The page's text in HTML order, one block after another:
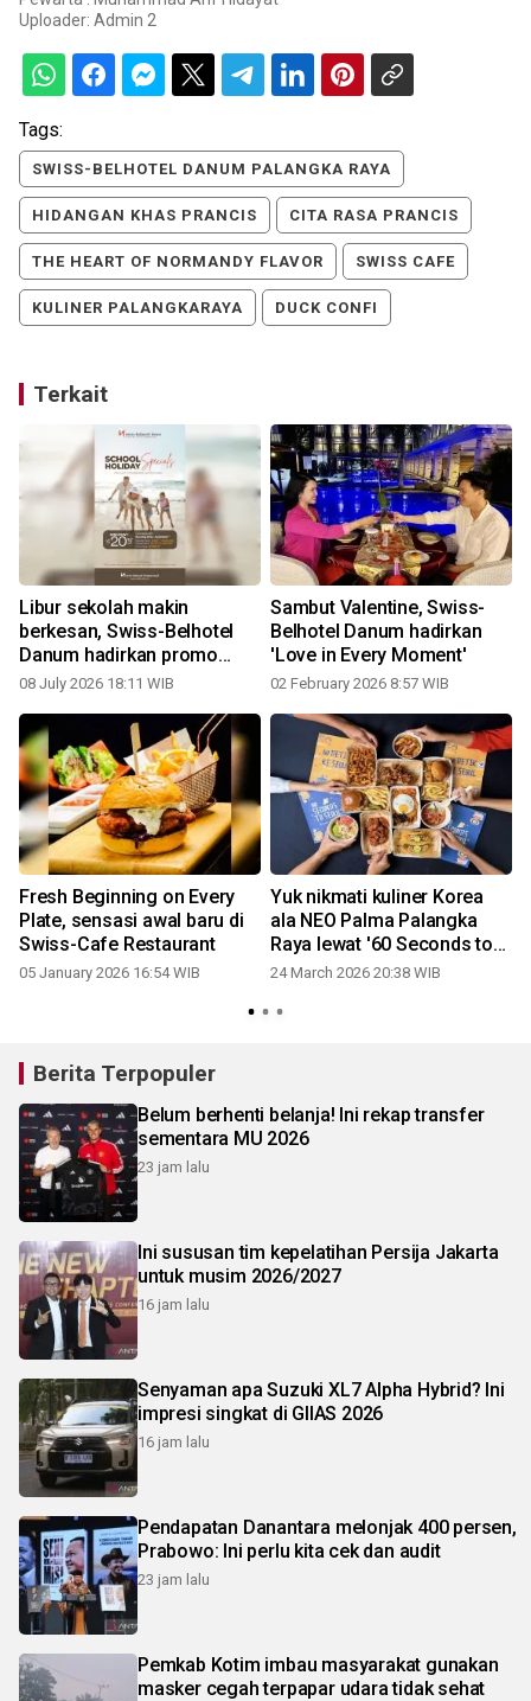
Uploader: Admin 2
Tags:
SWISS-BELHOTEL DANUM PALANGKA RAYA
HIDANGAN KHAS PRANCIS CITA RASA PRANCIS
THE HEART OF NORMANDY FLAVOR SWISS CAFE
KULINER PALANGKARAYA DUCK CONFI
Terkait
Libur sekolah makin
berkesan, Swiss-Belhotel
Danum hadirkan promo
menginap dan aktivitas seru
08 July 2026 18:11 WIB
Sambut Valentine, Swiss-
Belhotel Danum hadirkan
'Love in Every Moment'
02 February 2026 8:57 WIB
Fresh Beginning on Every
Plate, sensasi awal baru di
Swiss-Cafe Restaurant
05 January 2026 16:54 WIB
Yuk nikmati kuliner Korea
ala NEO Palma Palangka
Raya lewat '60 Seconds to
Seoul'
24 March 2026 20:38 WIB
Berita Terpopuler
Belum berhenti belanja! Ini rekap transfer
sementara MU 2026
23 jam lalu
Ini sususan tim kepelatihan Persija Jakarta
untuk musim 2026/2027
16 jam lalu
Senyaman apa Suzuki XL7 Alpha Hybrid? Ini
impresi singkat di GIIAS 2026
16 jam lalu
Pendapatan Danantara melonjak 400 persen,
Prabowo: Ini perlu kita cek dan audit
23 jam lalu
Pemkab Kotim imbau masyarakat gunakan
masker cegah terpapar udara tidak sehat